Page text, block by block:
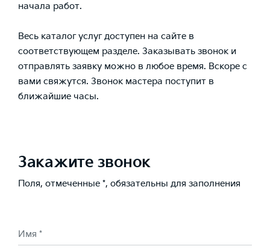
начала работ.
Весь каталог услугдоступен на сайте в
соответствующем разделе. Заказывать звонок и
отправлять заявку можно в любое время. Вскоре с
вами свяжутся. Звонок мастера поступит в
ближайшие часы.
Закажите звонок
Поля, отмеченные *, обязательны для заполнения
Имя *